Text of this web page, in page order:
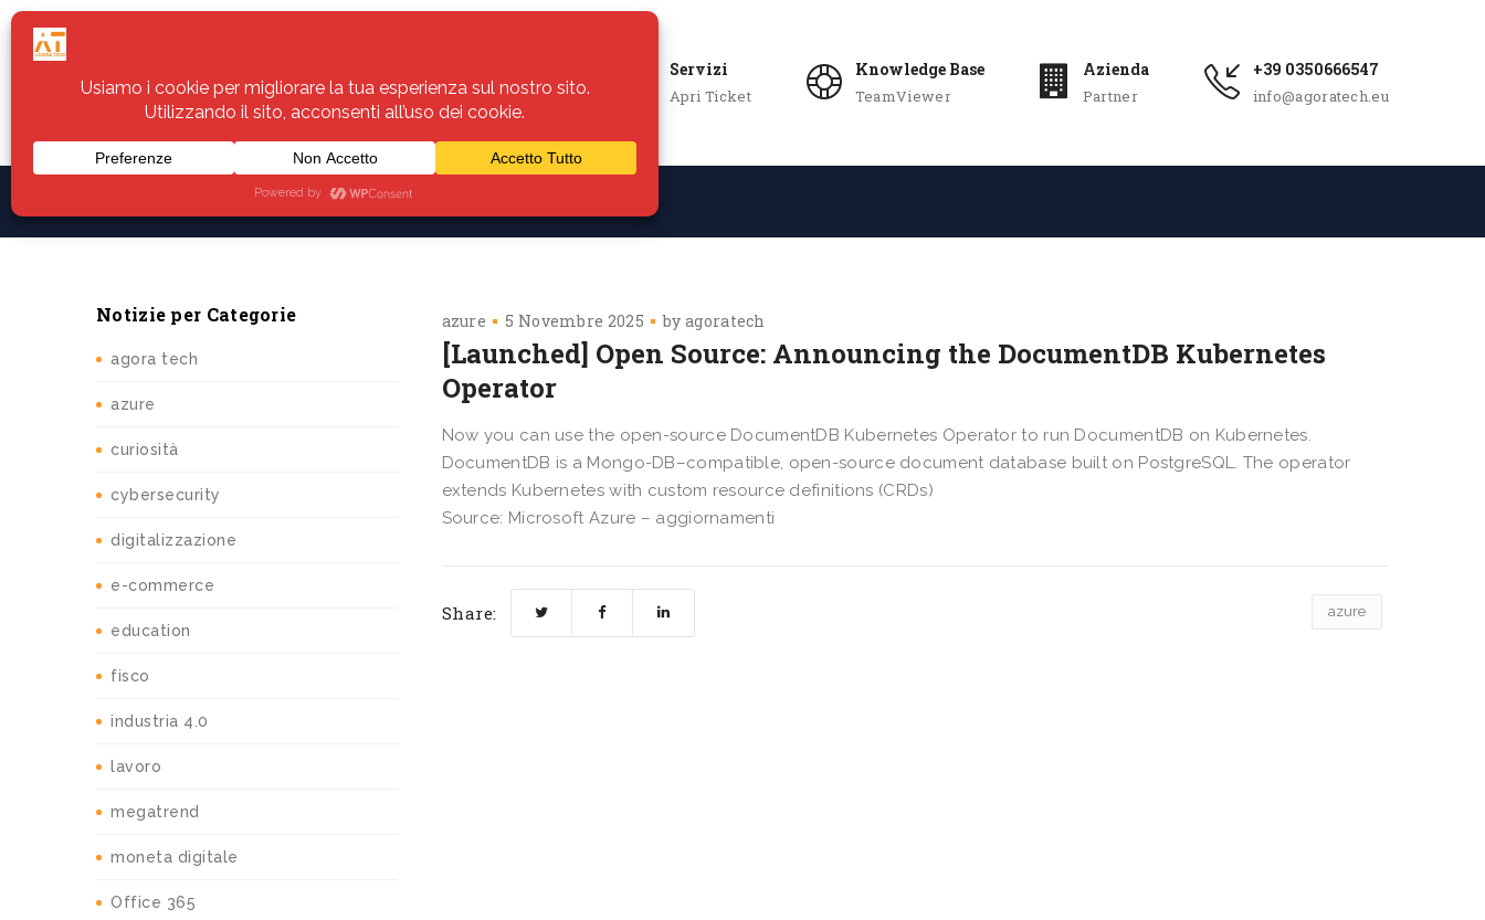
Servizi
Apri Ticket
Knowledge Base
TeamViewer
Azienda
Partner
+39 0350666547
info@agoratech.eu
Assistenza
Notizie per Categorie
agora tech
azure
curiosità
cybersecurity
digitalizzazione
e-commerce
education
fisco
industria 4.0
lavoro
megatrend
moneta digitale
Office 365
azure 5 Novembre 2025 byagoratech
[Launched] Open Source: Announcing the DocumentDB Kubernetes
Operator
Now you can use the open-source DocumentDB Kubernetes Operator to run DocumentDB on Kubernetes.
DocumentDB is a Mongo-DB–compatible, open-source document database built on PostgreSQL. The operator
extends Kubernetes with custom resource definitions (CRDs)
Source: Microsoft Azure – aggiornamenti
Share: azure